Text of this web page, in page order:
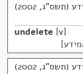
(תשס"ג, 2002)
undelete v
(תשס"ג, 2002)